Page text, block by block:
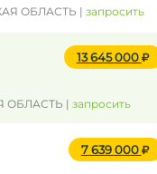
ОБЛАСТЬ | запросить
13 645 000
ОБЛАСТЬ | запросить
7 639 000